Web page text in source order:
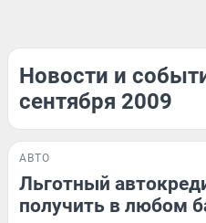
Новости и
сентября 2009
АВТО
Льготный
получить в любом